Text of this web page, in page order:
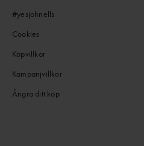
#yesjohnells
Cookies
Köpvillkor
Kampanjvillkor
Ångra ditt köp